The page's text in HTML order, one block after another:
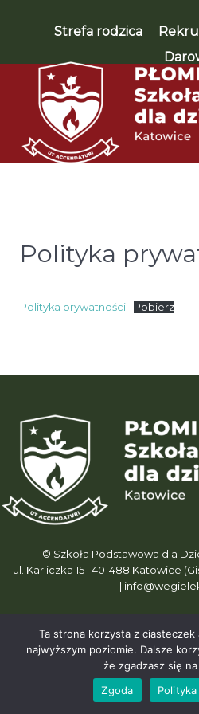
Strefa rodzica
Polityka
Polityka prywatności Pobierz
© Szkoła Podstawowa dla
ul. Karliczka 15 | 40-488 Katowice
|
Ta strona korzysta z ciasteczek
najwyższym poziomie. Dalsze
że zgadzasz się
Zgoda